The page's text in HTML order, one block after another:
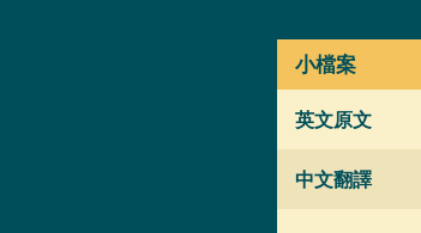
小檔案
英文原文
中文翻譯